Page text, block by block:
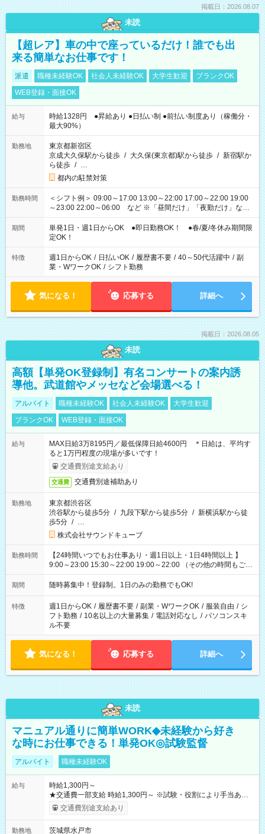
掲載日：2026.08.07
未読
【超レア】車の中で座っているだけ！誰でも出
来る簡単なお仕事です！
派遣 職種未経験OK 社会人未経験OK 大学生歓迎
ブランクOK
WEB登録・面接OK
給与
時給1328円 ●昇給あり ●日払い制 ●前払い制度あり（稼働分・
最大90%）
勤務地
東京都新宿区
京成大久保駅から徒歩 / 大久保(東京都)駅から徒歩 / 新宿駅か
ら徒歩 / …
都内の駐禁対策
勤務時間
＜シフト例＞ 09:00～17:00 13:00～22:00 17:00～22:00 19:00
～23:00 22:00～06:00 など ※「昼間だけ」「夜勤だけ」など
の希望OK
期間
単発1日・週1日からOK ●即日勤務OK！ ●春/夏/冬休み期間限
定OK！
特徴 週1日からOK / 日払いOK / 履歴書不要 / 40～50代活躍中 / 副
業・WワークOK / シフト勤務
気になる！ 応募する 詳細へ
掲載日：2026.08.05
未読
高額【単発OK登録制】有名コンサートの案内誘
導他。武道館やメッセなど会場選べる！
アルバイト 職種未経験OK 社会人未経験OK
大学生歓迎
ブランクOK
WEB登録・面接OK
給与
MAX日給3万8195円／最低保障日給4600円 ＊日給は、平均す
ると1万円程度の現場が多いです！
交通費別途支給あり
交通費 交通費別途補助あり
勤務地
東京都渋谷区
渋谷駅から徒歩5分 / 九段下駅から徒歩5分 / 新横浜駅から徒
歩5分 / …
株式会社サウンドキューブ
勤務時間
【24時間いつでもお仕事あり・週1日以上・1日4時間以上 】
9:00～23:00 15:30～22:00 19:00～22:00 （その他の時間もござ
います！） 19:00～23:30 21:00～翌5:00 etc... ＊上記シフトは
一例です。現場により、時間が異なります！ ＊イベントが早く
期間 随時募集中！登録制。1日のみの勤務でもOK!
特徴 週1日からOK / 履歴書不要 / 副業・WワークOK / 服装自由 / シ
フト勤務 / 10名以上の大量募集 / 電話対応なし / パソコンスキ
ル不要
気になる！ 応募する 詳細へ
未読
マニュアル通りに簡単WORK◆未経験から好き
な時にお仕事できる！単発OK◎試験監督
アルバイト 職種未経験OK
給与
時給1,300円～
★交通費一部支給 時給1,300円～ ※試験・役割により手当あり
※勤務回数により昇給あり 【即給（前払い）オプションあ
り！】 希望される場合、勤務から1週間ほどで給与の一部を受け
交通費別途支給あり
勤務地 茨城県水戸市